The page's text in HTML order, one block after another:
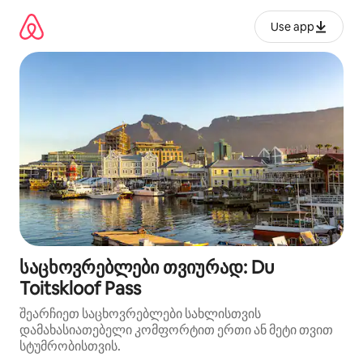
გადასვლა
Use app
საცხოვრებლები თვიურად: Du
Toitskloof Pass
შეარჩიეთ საცხოვრებლები სახლისთვის
დამახასიათებელი კომფორტით ერთი ან მეტი თვით
სტუმრობისთვის.